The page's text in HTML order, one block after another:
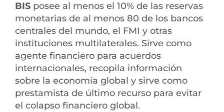
BIS posee al menos el 10% de las reservas
monetarias de al menos 80 de los bancos
centrales del mundo, el FMI y otras
instituciones multilaterales. Sirve como
agente financiero para acuerdos
internacionales, recopila información
sobre la economía global y sirve como
prestamista de último recurso para evitar
el colapso financiero global.